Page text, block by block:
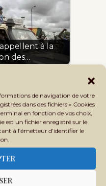
de navigation de votre
dans des fichiers « Cookies
en fonction de vos choix,
est un fichier enregistré sur le
à l’émetteur d’identifier le
appellent à la
des…
INSÉCURITÉ SAHEL